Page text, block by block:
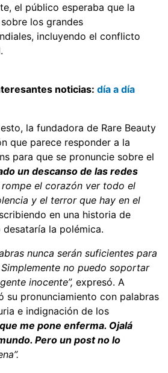
el público esperaba que la
los grandes
incluyendo el conflicto
noticias: día a día
la fundadora de Rare Beauty
que parece responder a la
para que se pronuncie sobre el
un descanso de las redes
rompe el corazón ver todo el
y el terror que hay en el
en una historia de
la polémica.
nunca serán suficientes para
no puedo soportar
inocente”, expresó. A
su pronunciamiento con palabras
e indignación de los
me pone enferma. Ojalá
Pero un post no lo